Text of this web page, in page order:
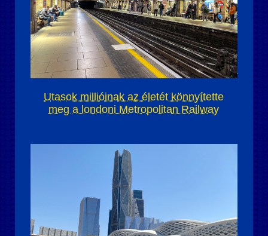
Utasok millióinak az életét könnyítette
meg a londoni Metropolitan Railway